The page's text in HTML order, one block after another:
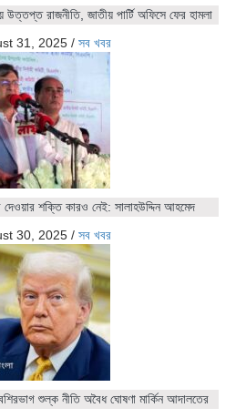
রাজনীতি, জাতীয় পার্টি অফিসে ফের হামলা
31, 2025 / সব খবর
দেওয়ার শক্তি কারও নেই: সালাহউদ্দিন আহমেদ
30, 2025 / সব খবর
শুল্ক নীতি অবৈধ ঘোষণা মার্কিন আদালতের